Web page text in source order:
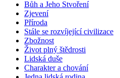
Bůh a Jeho Stvoření
Zjevení
Příroda
Stále se rozvíjející civilizace
Zbožnost
Život plný štědrosti
Lidská duše
Charakter a chování